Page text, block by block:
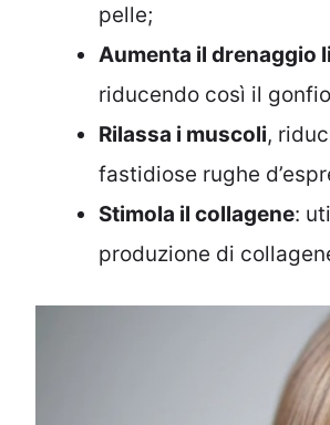
pelle;
Aumenta il drenaggio
riducendo così il
Rilassa i muscoli,
fastidiose rughe
Stimola il collagene:
produzione di